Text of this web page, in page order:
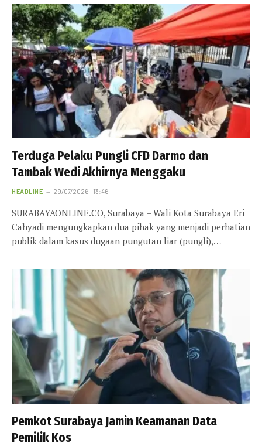
Terduga Pelaku Pungli CFD Darmo dan
Tambak Wedi Akhirnya Menggaku
HEADLINE 29/07/2026 - 13:46
SURABAYAONLINE.CO, Surabaya – Wali Kota Surabaya Eri
Cahyadi mengungkapkan dua pihak yang menjadi perhatian
publik dalam kasus dugaan pungutan liar (pungli),…
Pemkot Surabaya Jamin Keamanan Data
Pemilik Kos